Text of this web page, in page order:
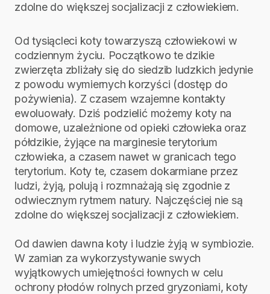
zdolne do większej socjalizacji z człowiekiem.
Od tysiącleci koty towarzyszą człowiekowi w
codziennym życiu. Początkowo te dzikie
zwierzęta zbliżały się do siedzib ludzkich jedynie
z powodu wymiernych korzyści (dostęp do
pożywienia). Z czasem wzajemne kontakty
ewoluowały. Dziś podzielić możemy koty na
domowe, uzależnione od opieki człowieka oraz
półdzikie, żyjące na marginesie terytorium
człowieka, a czasem nawet w granicach tego
terytorium. Koty te, czasem dokarmiane przez
ludzi, żyją, polują i rozmnażają się zgodnie z
odwiecznym rytmem natury. Najczęściej nie są
zdolne do większej socjalizacji z człowiekiem.
Od dawien dawna koty i ludzie żyją w symbiozie.
W zamian za wykorzystywanie swych
wyjątkowych umiejętności łownych w celu
ochrony płodów rolnych przed gryzoniami, koty